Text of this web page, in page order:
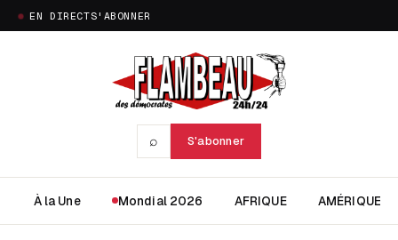
EN DIRECTS'ABONNER
⌕ S'abonner
À la Une Mondial 2026 AFRIQUE AMÉRIQUE